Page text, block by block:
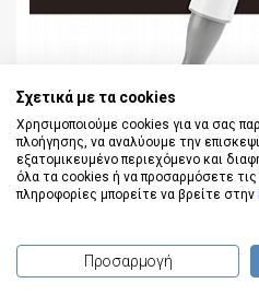
Μαρκαδόρος Αλκοόλης
& Chisel - Black
Σχετικά με τα cookies
Χρησιμοποιούμε cookies για να σας
πλοήγησης, να αναλύουμε την
εξατομικευμένο περιεχόμενο και
όλα τα cookies ή να προσαρμόσετε
πληροφορίες μπορείτε να βρείτε στην
Προσαρμογή